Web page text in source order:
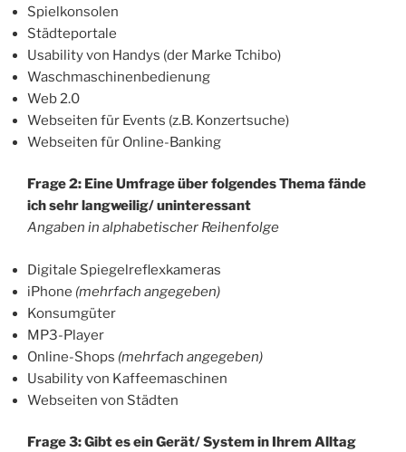
Spielkonsolen
Städteportale
Usability von Handys (der Marke Tchibo)
Waschmaschinenbedienung
Web 2.0
Webseiten für Events (z.B. Konzertsuche)
Webseiten für Online-Banking
Frage 2: Eine Umfrage über folgendes Thema fände
ich sehr langweilig/ uninteressant
Angaben in alphabetischer Reihenfolge
Digitale Spiegelreflexkameras
iPhone (mehrfach angegeben)
Konsumgüter
MP3-Player
Online-Shops (mehrfach angegeben)
Usability von Kaffeemaschinen
Webseiten von Städten
Frage 3: Gibt es ein Gerät/ System in Ihrem Alltag